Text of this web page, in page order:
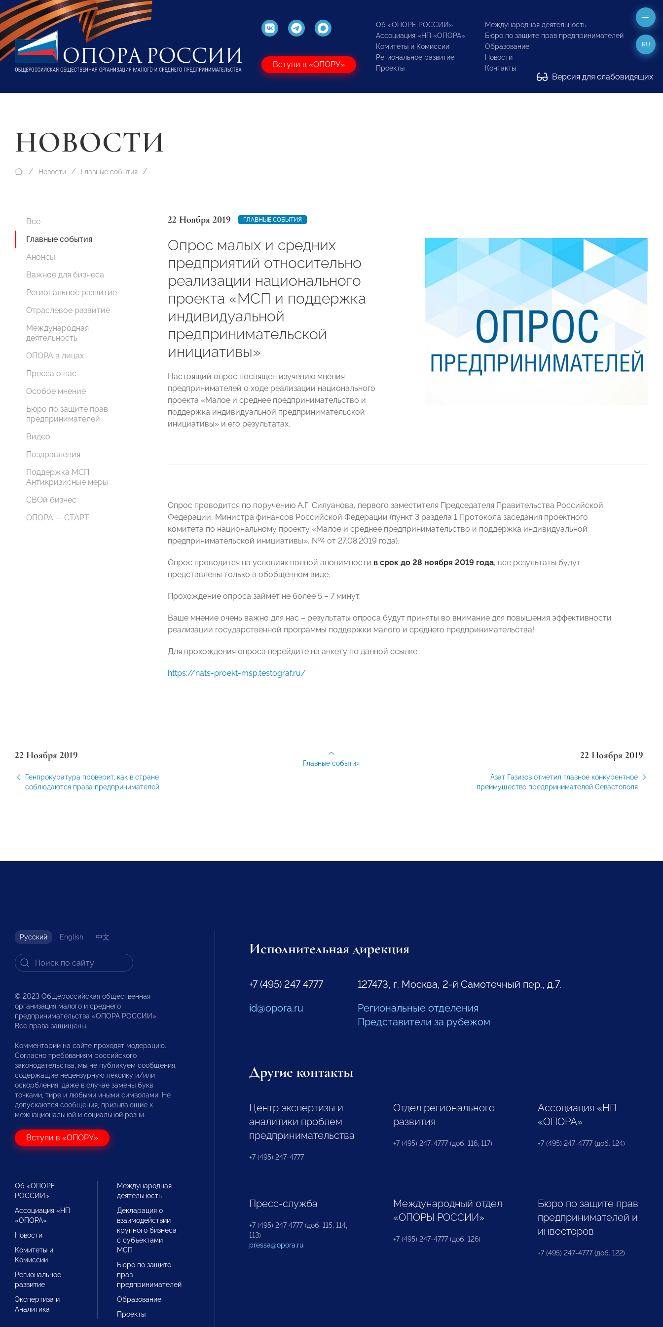
Вступи в «ОПОРУ»
Об «ОПОРЕ РОССИИ»
Ассоциация «НП «ОПОРА»
Комитеты и Комиссии
Региональное развитие
Проекты
Международная деятельность
Бюро по защите прав предпринимателей
Образование
Новости
Контакты
Версия для слабовидящих
RU
НОВОСТИ
Новости Главные события
Все
Главные события
Анонсы
Важное для бизнеса
Региональное развитие
Отраслевое развитие
Международная
деятельность
ОПОРА в лицах
Пресса о нас
Особое мнение
Бюро по защите прав
предпринимателей
Видео
Поздравления
Поддержка МСП.
Антикризисные меры
СВОй бизнес
ОПОРА — СТАРТ
22 Ноября 2019 ГЛАВНЫЕ СОБЫТИЯ
Опрос малых и средних
предприятий относительно
реализации национального
проекта «МСП и поддержка
индивидуальной
предпринимательской
инициативы»
Настоящий опрос посвящен изучению мнения
предпринимателей о ходе реализации национального
проекта «Малое и среднее предпринимательство и
поддержка индивидуальной предпринимательской
инициативы» и его результатах.
Опрос проводится по поручению А.Г. Силуанова, первого заместителя Председателя Правительства Российской
Федерации, Министра финансов Российской Федерации (пункт 3 раздела 1 Протокола заседания проектного
комитета по национальному проекту «Малое и среднее предпринимательство и поддержка индивидуальной
предпринимательской инициативы», №4 от 27.08.2019 года).
Опрос проводится на условиях полной анонимности в срок до 28 ноября 2019 года, все результаты будут
представлены только в обобщенном виде.
Прохождение опроса займет не более 5 – 7 минут.
Ваше мнение очень важно для нас – результаты опроса будут приняты во внимание для повышения эффективности
реализации государственной программы поддержки малого и среднего предпринимательства!
Для прохождения опроса перейдите на анкету по данной ссылке:
https://nats-proekt-msp.testograf.ru/
22 Ноября 2019
Генпрокуратура проверит, как в стране
соблюдаются права предпринимателей
22 Ноября 2019
Азат Газизов отметил главное конкурентное
преимущество предпринимателей Севастополя
Главные события
Русский English 中文
© 2023 Общероссийская общественная
организация малого и среднего
предпринимательства «ОПОРА РОССИИ».
Все права защищены.
Комментарии на сайте проходят модерацию.
Согласно требованиям российского
законодательства, мы не публикуем сообщения,
содержащие нецензурную лексику и/или
оскорбления, даже в случае замены букв
точками, тире и любыми иными символами. Не
допускаются сообщения, призывающие к
межнациональной и социальной розни.
Вступи в «ОПОРУ»
Об «ОПОРЕ
РОССИИ»
Ассоциация «НП
«ОПОРА»
Новости
Комитеты и
Комиссии
Региональное
развитие
Экспертиза и
Аналитика
Международная
деятельность
Декларация о
взаимодействии
крупного бизнеса
с субъектами
МСП
Бюро по защите
прав
предпринимателей
Образование
Проекты
Исполнительная дирекция
+7 (495) 247 4777
id@opora.ru
127473, г. Москва, 2-й Самотечный пер., д.7.
Региональные отделения
Представители за рубежом
Другие контакты
Центр экспертизы и
аналитики проблем
предпринимательства
+7 (495) 247-4777
Отдел регионального
развития
+7 (495) 247-4777 (доб. 116, 117)
Ассоциация «НП
«ОПОРА»
+7 (495) 247-4777 (доб. 124)
Пресс-служба
+7 (495) 247 4777 (доб. 115, 114,
113)
pressa@opora.ru
Международный отдел
«ОПОРЫ РОССИИ»
+7 (495) 247-4777 (доб. 126)
Бюро по защите прав
предпринимателей и
инвесторов
+7 (495) 247-4777 (доб. 122)